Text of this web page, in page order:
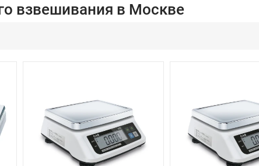
взвешивания в Москве